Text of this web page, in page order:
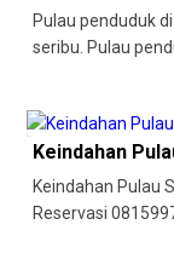
Pulau penduduk
seribu. Pulau
Keindahan
Keindahan Pulau
Reservasi